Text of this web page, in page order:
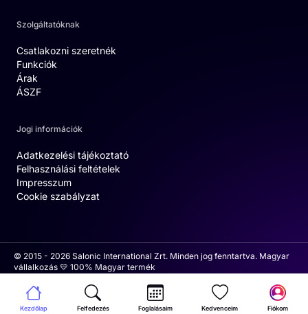
Szolgáltatóknak
Csatlakozni szeretnék
Funkciók
Árak
ÁSZF
Jogi információk
Adatkezelési tájékoztató
Felhasználási feltételek
Impresszum
Cookie szabályzat
© 2015 - 2026 Salonic International Zrt. Minden jog fenntartva. Magyar
vállalkozás 💛 100% Magyar termék
Kezdőlap Felfedezés Foglalásaim Kedvenceim Fiókom